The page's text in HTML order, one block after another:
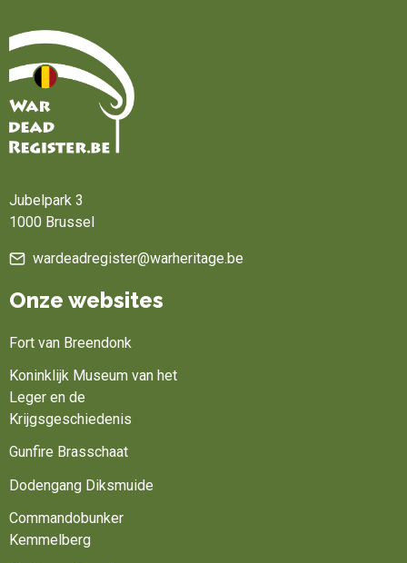
Jubelpark 3
1000 Brussel
wardeadregister@warheritage.be
Onze websites
Fort van Breendonk
Koninklijk Museum van het
Leger en de
Krijgsgeschiedenis
Gunfire Brasschaat
Dodengang Diksmuide
Commandobunker
Kemmelberg